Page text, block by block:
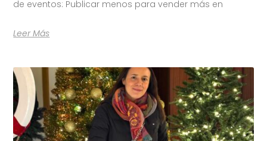
de eventos: Publicar menos para vender más en
Leer Más